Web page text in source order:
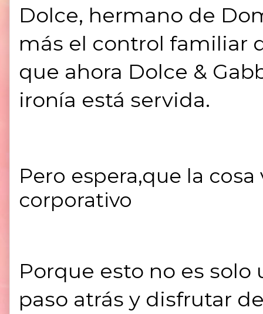
Dolce, hermano de
más el control familiar
que ahora Dolce &
ironía está servida.
Pero espera,que la
corporativo
Porque esto no es
paso atrás y disfrutar